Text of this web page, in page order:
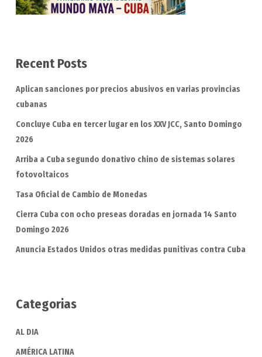
Recent Posts
Aplican sanciones por precios abusivos en varias provincias
cubanas
Concluye Cuba en tercer lugar en los XXV JCC, Santo Domingo
2026
Arriba a Cuba segundo donativo chino de sistemas solares
fotovoltaicos
Tasa Oficial de Cambio de Monedas
Cierra Cuba con ocho preseas doradas en jornada 14 Santo
Domingo 2026
Anuncia Estados Unidos otras medidas punitivas contra Cuba
Categorias
AL DIA
AMÉRICA LATINA